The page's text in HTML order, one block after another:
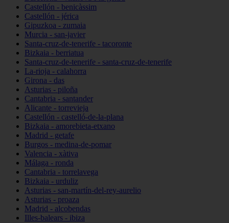
Castellón - benicàssim
Castellón - jérica
Gipuzkoa - zumaia
Murcia - san-javier
Santa-cruz-de-tenerife - tacoronte
Bizkaia - berriatua
Santa-cruz-de-tenerife - santa-cruz-de-tenerife
La-rioja - calahorra
Girona - das
Asturias - piloña
Cantabria - santander
Alicante - torrevieja
Castellón - castelló-de-la-plana
Bizkaia - amorebieta-etxano
Madrid - getafe
Burgos - medina-de-pomar
Valencia - xàtiva
Málaga - ronda
Cantabria - torrelavega
Bizkaia - urduliz
Asturias - san-martín-del-rey-aurelio
Asturias - proaza
Madrid - alcobendas
Illes-balears - ibiza